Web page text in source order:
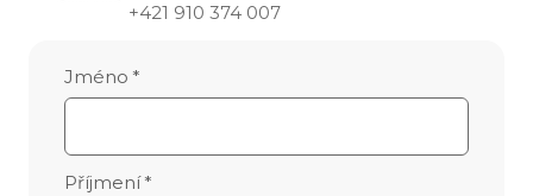
+421 910 374 007
Jméno *
Příjmení *